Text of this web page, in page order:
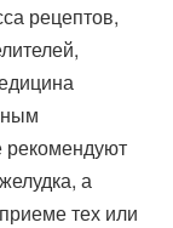
рецептов,
рекомендуют
а
тех или